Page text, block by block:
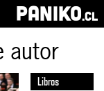
PANIKO.cl
autor
Libros